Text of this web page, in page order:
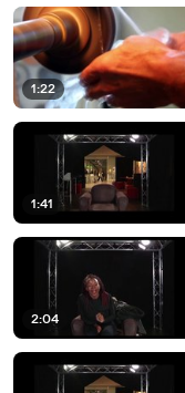
1:22
1:41
2:04